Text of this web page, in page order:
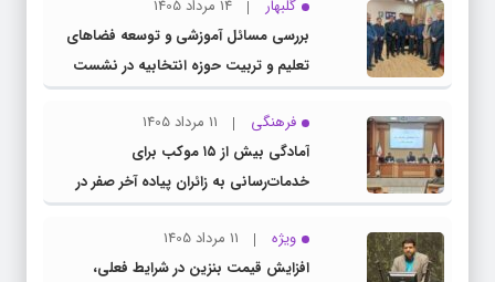
گلبهار
14 مرداد 1405
بررسی مسائل آموزشی و توسعه فضاهای
تعلیم و تربیت حوزه انتخابیه در نشست
مشترک عضو کمیسیون آموزش مجلس با
مدیرکل آموزش و پرورش خراسان رضوی
فرهنگی
11 مرداد 1405
آمادگی بیش از ۱۵ موکب برای
خدمات‌رسانی به زائران پیاده آخر صفر در
شهرستان چناران
ویژه
11 مرداد 1405
افزایش قیمت بنزین در شرایط فعلی،